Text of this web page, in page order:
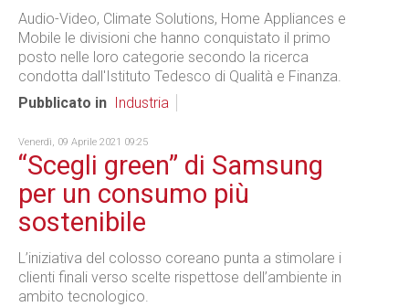
Audio-Video, Climate Solutions, Home Appliances e
Mobile le divisioni che hanno conquistato il primo
posto nelle loro categorie secondo la ricerca
condotta dall'Istituto Tedesco di Qualità e Finanza.
Pubblicato in
Industria
Venerdì, 09 Aprile 2021 09:25
“Scegli green” di Samsung
per un consumo più
sostenibile
L’iniziativa del colosso coreano punta a stimolare i
clienti finali verso scelte rispettose dell’ambiente in
ambito tecnologico.